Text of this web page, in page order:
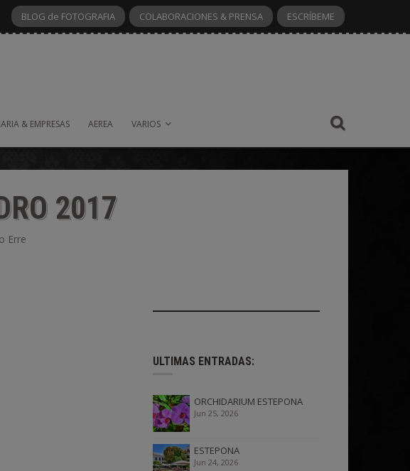
BLOG de FOTOGRAFIA COLABORACIONES & PRENSA ESCRÍBEME
& EMPRESAS AEREA VARIOS
2017
Erre
ULTIMAS ENTRADAS:
ORCHIDARIUM ESTEPONA
Jun 25, 2026
ESTEPONA
Jun 24, 2026